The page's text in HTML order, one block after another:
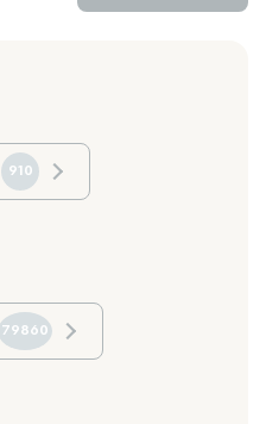
910
79860